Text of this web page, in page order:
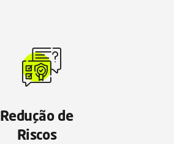
Redução de
Riscos